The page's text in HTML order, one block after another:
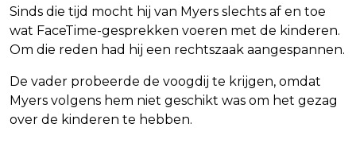
Sinds die tijd mocht hij van Myers slechts af en toe
wat FaceTime-gesprekken voeren met de kinderen.
Om die reden had hij een rechtszaak aangespannen.
De vader probeerde de voogdij te krijgen, omdat
Myers volgens hem niet geschikt was om het gezag
over de kinderen te hebben.